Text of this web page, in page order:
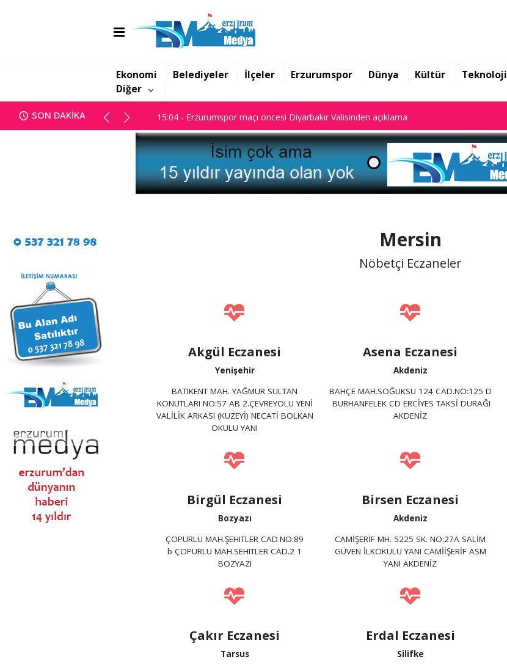
Ekonomi Belediyeler İlçeler Erzurumspor Dünya Kültür Teknoloji
Diğer
SON DAKİKA
14:45 - Başsavcılık; "Yanan dosyalar dijital sistemde kayıtlı."
15:04 - Erzurumspor maçı öncesi Diyarbakır Valisinden açıklama
15:04 - Erzurumspor maçı öncesi Diyarbakır Valisinden açıklama
Mersin
Nöbetçi Eczaneler
Akgül Eczanesi
Yenişehir
BATIKENT MAH. YAĞMUR SULTAN
KONUTLARI NO:57 AB 2.ÇEVREYOLU YENİ
VALİLİK ARKASI (KUZEYİ) NECATİ BOLKAN
OKULU YANI
Asena Eczanesi
Akdeniz
BAHÇE MAH.SOĞUKSU 124 CAD.NO:125 D
BURHANFELEK CD ERCİYES TAKSİ DURAĞI
AKDENİZ
Birgül Eczanesi
Bozyazı
ÇOPURLU MAH.ŞEHITLER CAD.NO:89
b ÇOPURLU MAH.SEHITLER CAD.2 1
BOZYAZI
Birsen Eczanesi
Akdeniz
CAMİŞERİF MH. 5225 SK. NO:27A SALİM
GÜVEN İLKOKULU YANI CAMİİŞERİF ASM
YANI AKDENİZ
Çakır Eczanesi
Tarsus
Erdal Eczanesi
Silifke